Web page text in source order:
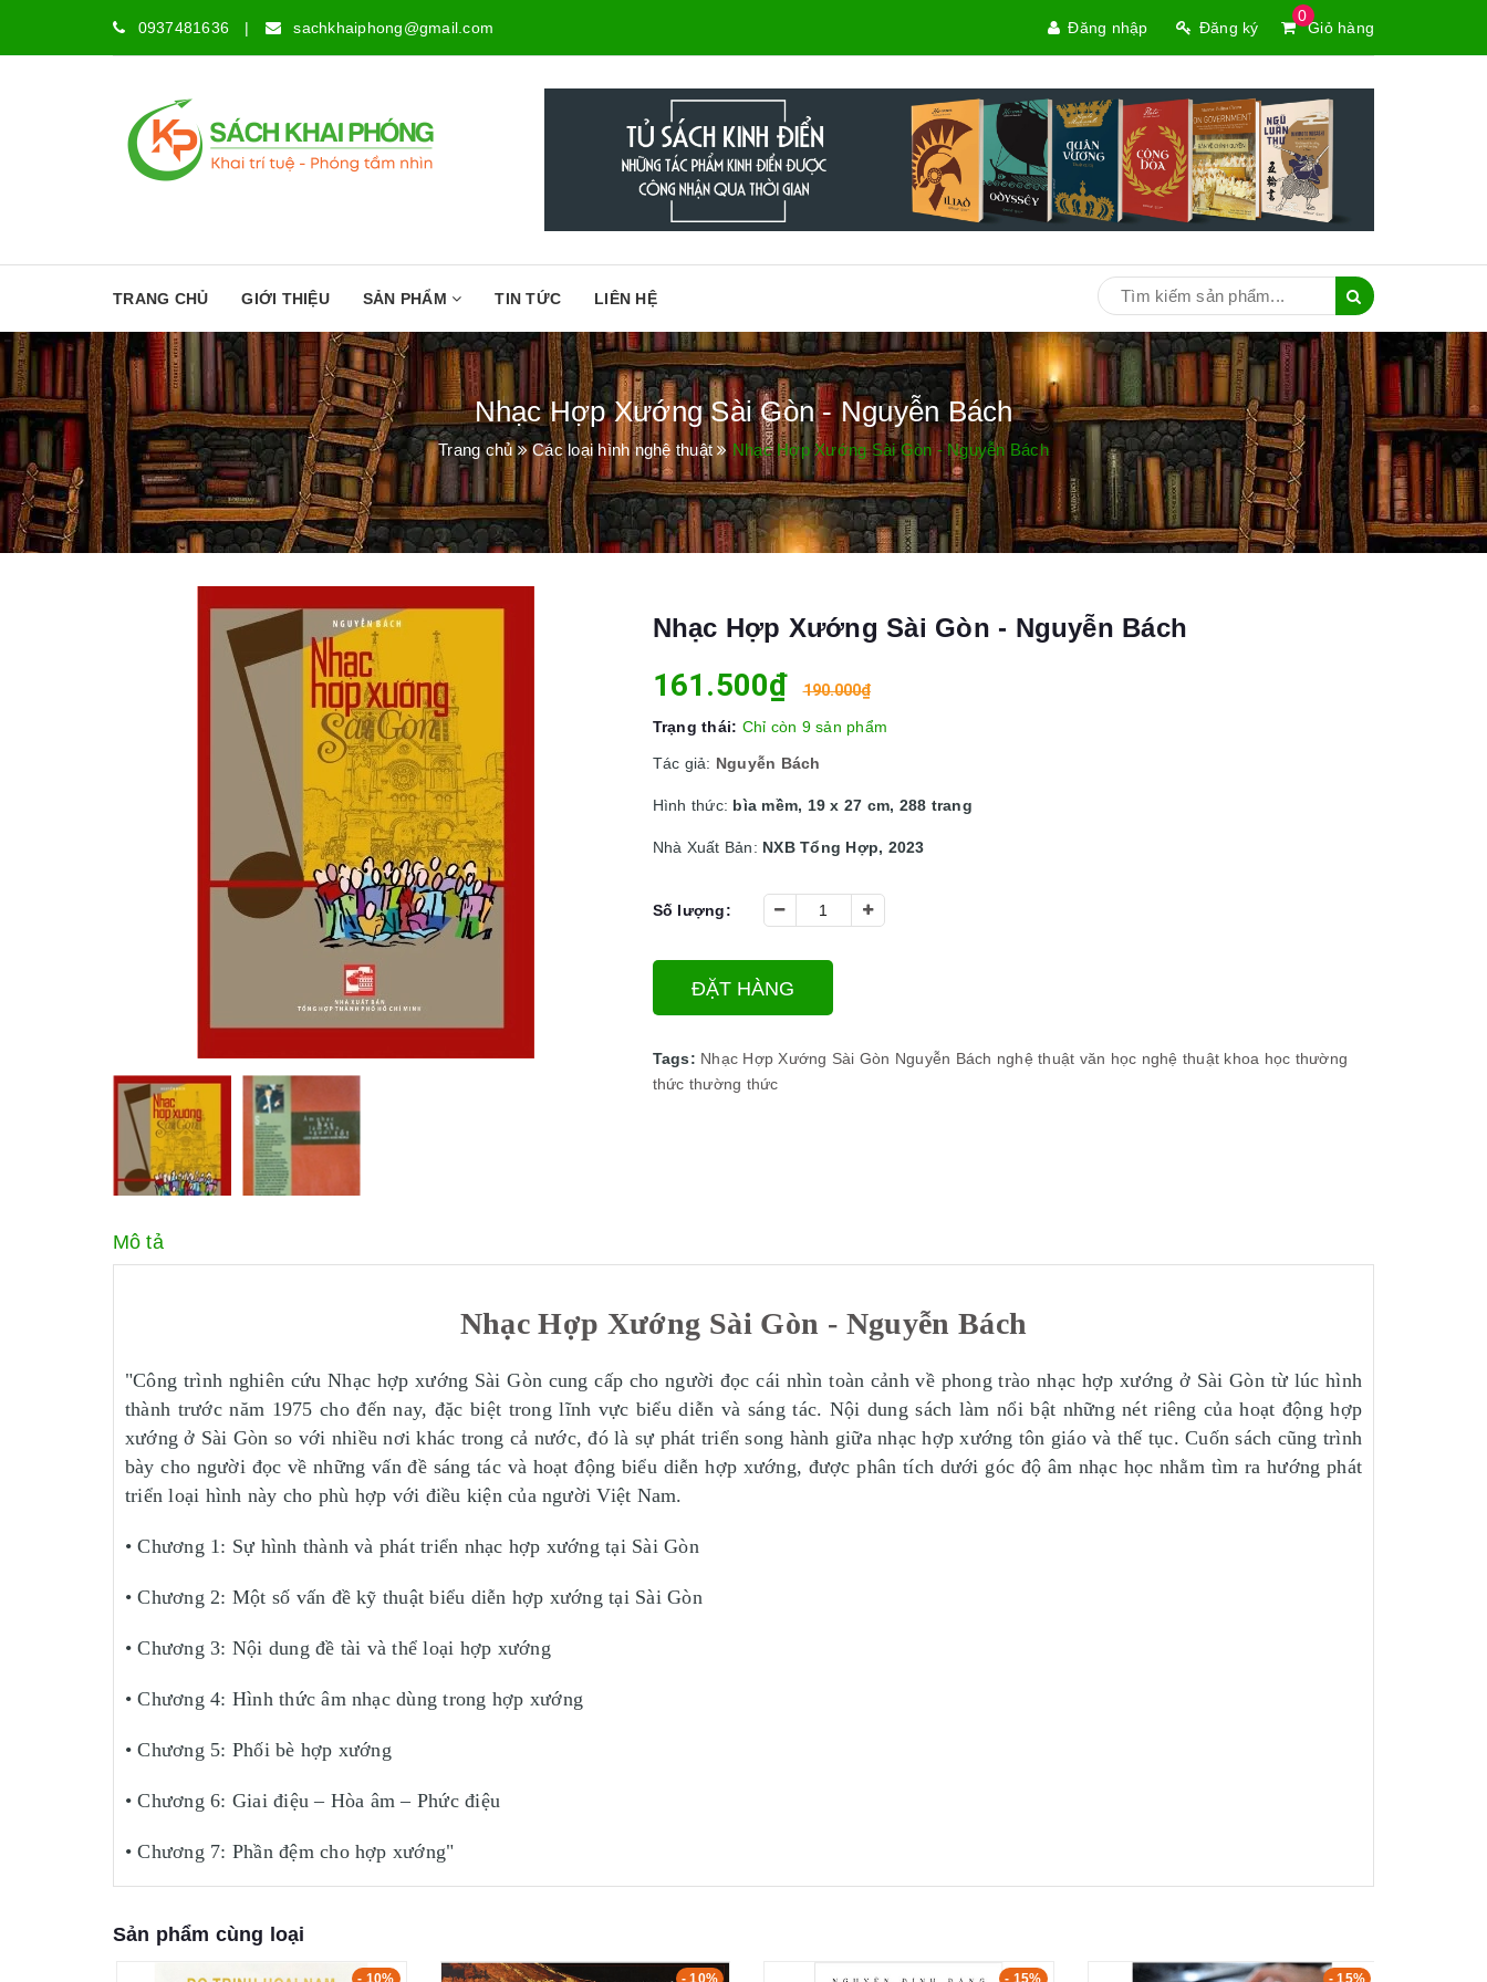
0937481636 | sachkhaiphong@gmail.com
0
Giỏ hàng
Đăng nhập Đăng ký
TRANG CHỦ GIỚI THIỆU SẢN PHẨM TIN TỨC LIÊN HỆ
Nhạc Hợp Xướng Sài Gòn - Nguyễn Bách
Trang chủ Các loại hình nghệ thuật Nhạc Hợp Xướng Sài Gòn - Nguyễn Bách
Nhạc Hợp Xướng Sài Gòn - Nguyễn Bách
161.500₫ 190.000₫
Trạng thái: Chỉ còn 9 sản phẩm
Tác giả: Nguyễn Bách
Hình thức: bìa mềm, 19 x 27 cm, 288 trang
Nhà Xuất Bản: NXB Tổng Hợp, 2023
Số lượng:
ĐẶT HÀNG
Tags: Nhạc Hợp Xướng Sài Gòn Nguyễn Bách nghệ thuật văn học nghệ thuật khoa học thường
thức thường thức
Mô tả
Nhạc Hợp Xướng Sài Gòn - Nguyễn Bách
"Công trình nghiên cứu Nhạc hợp xướng Sài Gòn cung cấp cho người đọc cái nhìn toàn cảnh về phong trào nhạc hợp xướng ở Sài Gòn từ lúc hình
thành trước năm 1975 cho đến nay, đặc biệt trong lĩnh vực biểu diễn và sáng tác. Nội dung sách làm nổi bật những nét riêng của hoạt động hợp
xướng ở Sài Gòn so với nhiều nơi khác trong cả nước, đó là sự phát triển song hành giữa nhạc hợp xướng tôn giáo và thế tục. Cuốn sách cũng trình
bày cho người đọc về những vấn đề sáng tác và hoạt động biểu diễn hợp xướng, được phân tích dưới góc độ âm nhạc học nhằm tìm ra hướng phát
triển loại hình này cho phù hợp với điều kiện của người Việt Nam.
• Chương 1: Sự hình thành và phát triển nhạc hợp xướng tại Sài Gòn
• Chương 2: Một số vấn đề kỹ thuật biểu diễn hợp xướng tại Sài Gòn
• Chương 3: Nội dung đề tài và thể loại hợp xướng
• Chương 4: Hình thức âm nhạc dùng trong hợp xướng
• Chương 5: Phối bè hợp xướng
• Chương 6: Giai điệu – Hòa âm – Phức điệu
• Chương 7: Phần đệm cho hợp xướng"
Sản phẩm cùng loại